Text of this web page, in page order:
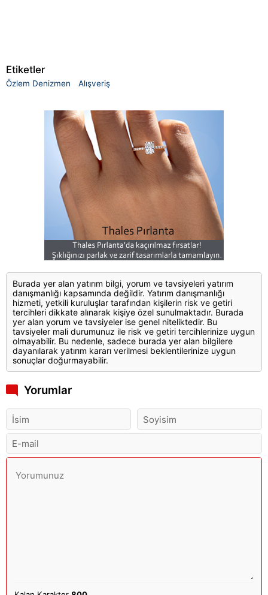
Etiketler
Özlem Denizmen Alışveriş
Burada yer alan yatırım bilgi, yorum ve tavsiyeleri yatırım
danışmanlığı kapsamında değildir. Yatırım danışmanlığı
hizmeti, yetkili kuruluşlar tarafından kişilerin risk ve getiri
tercihleri dikkate alınarak kişiye özel sunulmaktadır. Burada
yer alan yorum ve tavsiyeler ise genel niteliktedir. Bu
tavsiyeler mali durumunuz ile risk ve getiri tercihlerinize uygun
olmayabilir. Bu nedenle, sadece burada yer alan bilgilere
dayanılarak yatırım kararı verilmesi beklentilerinize uygun
sonuçlar doğurmayabilir.
Yorumlar